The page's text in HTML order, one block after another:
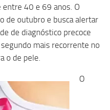
40 e 69 anos. O
de outubro e busca alertar
de diagnóstico precoce
mais recorrente no
o de pele.
O